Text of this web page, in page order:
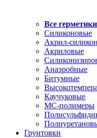
Все герметики
Силиконовые
Акрил-
Акриловые
Анаэробные
Битумные
Каучуковые
МС-полимеры
Грунтовки